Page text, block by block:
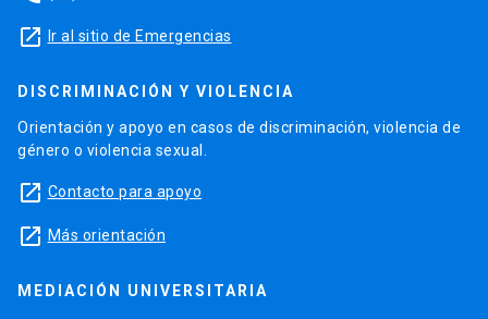
launch Ir al sitio de Emergencias
DISCRIMINACIÓN Y VIOLENCIA
Orientación y apoyo en casos de discriminación, violencia de
género o violencia sexual.
launch Contacto para apoyo
launch Más orientación
MEDIACIÓN UNIVERSITARIA